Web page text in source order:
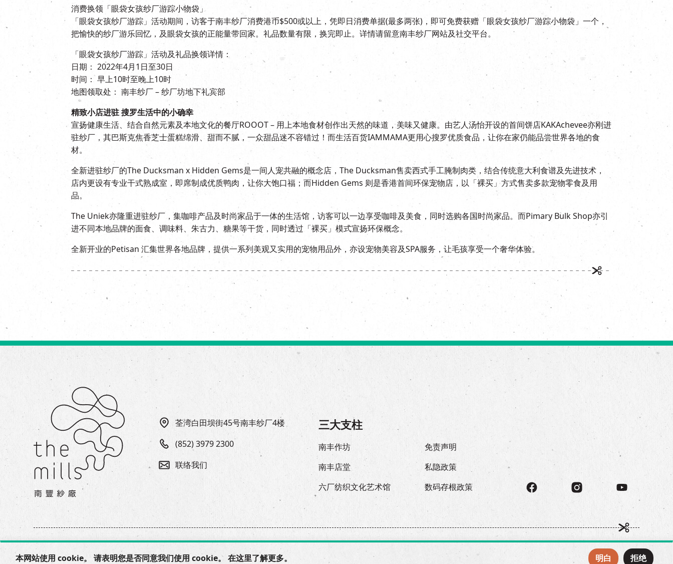
本网站使用 cookie。 请表明您是否同意我们使用 cookie。 在这里了解更多。 拒绝
明白
消费换领「眼袋女孩纱厂游踪小物袋」
「眼袋女孩纱厂游踪」活动期间，访客于南丰纱厂消费港币$500或以上，凭即日消费单据(最多两张)，即可免费获赠「眼袋女孩纱厂游踪小物袋」一个，
把愉快的纱厂游乐回忆，及眼袋女孩的正能量带回家。礼品数量有限，换完即止。详情请留意南丰纱厂网站及社交平台。
「眼袋女孩纱厂游踪」活动及礼品换领详情：
日期： 2022年4月1日至30日
时间： 早上10时至晚上10时
地图领取处： 南丰纱厂 – 纱厂坊地下礼宾部
精致小店进驻 搜罗生活中的小确幸
宣扬健康生活、结合自然元素及本地文化的餐厅ROOOT – 用上本地食材创作出天然的味道，美味又健康。由艺人汤怡开设的首间饼店KAKAchevee亦刚进
驻纱厂，其巴斯克焦香芝士蛋糕绵滑、甜而不腻，一众甜品迷不容错过！而生活百货IAMMAMA更用心搜罗优质食品，让你在家仍能品尝世界各地的食
材。
全新进驻纱厂的The Ducksman x Hidden Gems是一间人宠共融的概念店，The Ducksman售卖西式手工腌制肉类，结合传统意大利食谱及先进技术，
店内更设有专业干式熟成室，即席制成优质鸭肉，让你大饱口福；而Hidden Gems 则是香港首间环保宠物店，以「裸买」方式售卖多款宠物零食及用
品。
The Uniek亦隆重进驻纱厂，集咖啡产品及时尚家品于一体的生活馆，访客可以一边享受咖啡及美食，同时选购各国时尚家品。而Pimary Bulk Shop亦引
进不同本地品牌的面食、调味料、朱古力、糖果等干货，同时透过「裸买」模式宣扬环保概念。
全新开业的Petisan 汇集世界各地品牌，提供一系列美观又实用的宠物用品外，亦设宠物美容及SPA服务，让毛孩享受一个奢华体验。
荃湾白田坝街45号南丰纱厂4楼
(852) 3979 2300
联络我们
三大支柱
南丰作坊
南丰店堂
六厂纺织文化艺术馆
免责声明
私隐政策
数码存根政策
© 2026 The Mills, all rights reserved.